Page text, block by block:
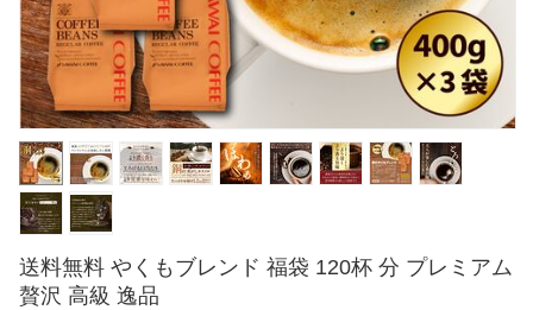
送料無料 やくもブレンド 福袋 120杯 分 プレミアム
贅沢 高級 逸品